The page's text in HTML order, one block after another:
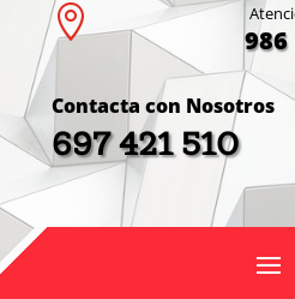
 986
Contacta con Nosotros
697 421 510